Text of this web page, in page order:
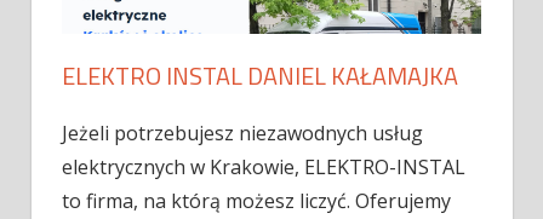
ELEKTRO INSTAL DANIEL KAŁAMAJKA
Jeżeli potrzebujesz niezawodnych usług
elektrycznych w Krakowie, ELEKTRO-INSTAL
to firma, na którą możesz liczyć. Oferujemy